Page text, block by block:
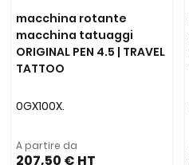
macchina rotante
macchina tatuaggi
ORIGINAL PEN 4.5 | TRAVEL
TATTOO
0GX100X.
A partire da
207,50 €